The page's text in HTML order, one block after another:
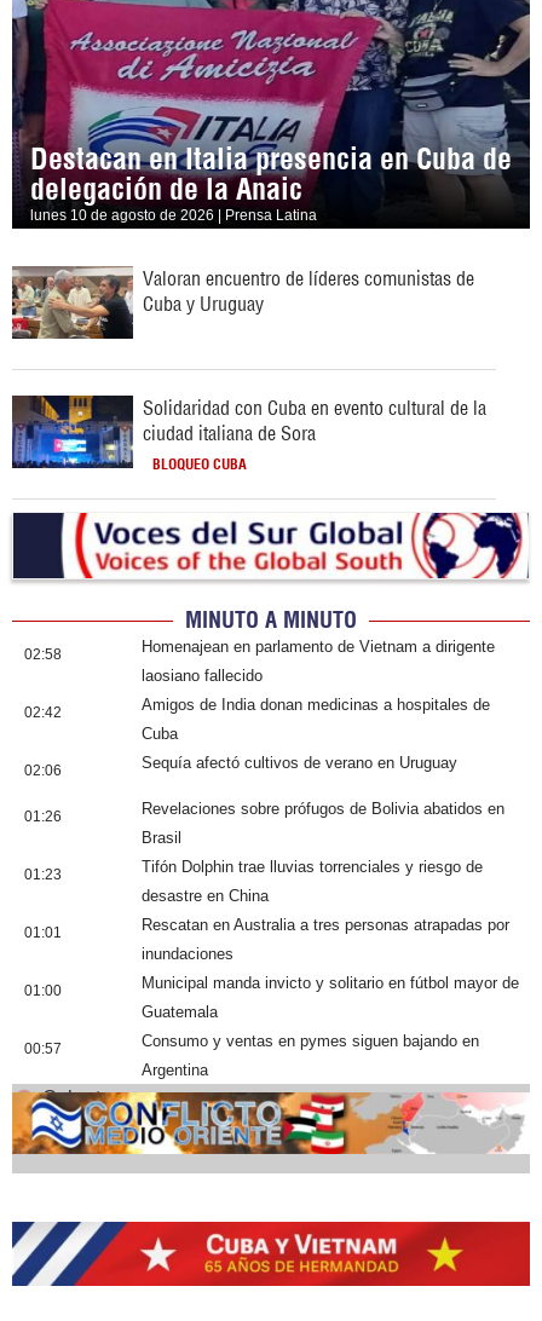
Destacan en Italia presencia en Cuba de
delegación de la Anaic
lunes 10 de agosto de 2026 | Prensa Latina
Valoran encuentro de líderes comunistas de
Cuba y Uruguay
Solidaridad con Cuba en evento cultural de la
ciudad italiana de Sora
BLOQUEO CUBA
MINUTO A MINUTO
02:58
Homenajean en parlamento de Vietnam a dirigente
laosiano fallecido
02:42
Amigos de India donan medicinas a hospitales de
Cuba
02:06 Sequía afectó cultivos de verano en Uruguay
01:26
Revelaciones sobre prófugos de Bolivia abatidos en
Brasil
01:23
Tifón Dolphin trae lluvias torrenciales y riesgo de
desastre en China
01:01
Rescatan en Australia a tres personas atrapadas por
inundaciones
01:00
Municipal manda invicto y solitario en fútbol mayor de
Guatemala
00:57
Consumo y ventas en pymes siguen bajando en
Argentina
Cobertura